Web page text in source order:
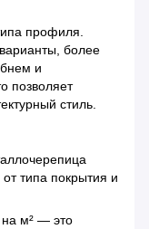
профиля.
более
и
позволяет
стиль.
типа покрытия и
на м² — это